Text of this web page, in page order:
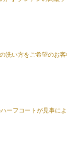
洗い方をご希望のお
ーフコートが見事に